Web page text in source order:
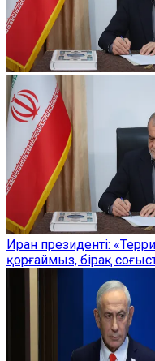
Иран президенті:
қорғаймыз, бірақ